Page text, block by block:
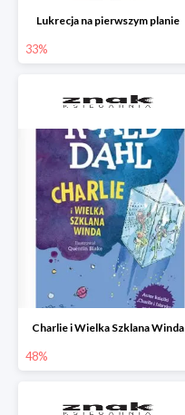
Lukrecja na pierwszym planie
33%
Charlie i Wielka Szklana Winda
48%